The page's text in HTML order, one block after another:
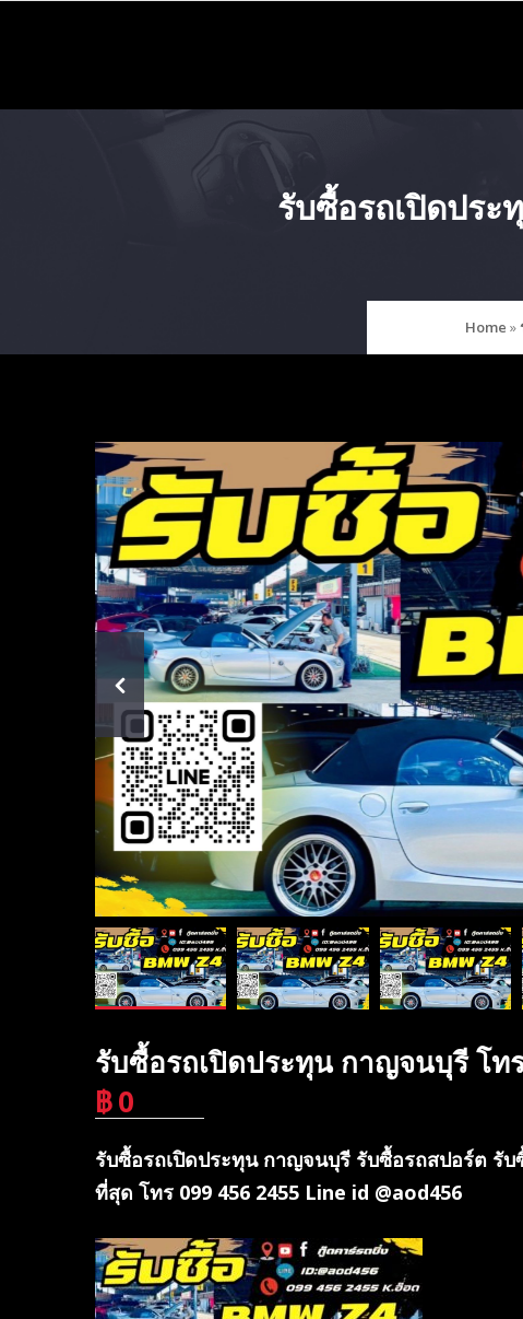
รับซื้อรถเปิดปร
Home »
รับซื้อรถเปิดประทุน กาญจนบุรี โท
฿0
รับซื้อรถเปิดประทุน กาญจนบุรี รับซื้อรถสปอร์ต รั
ที่สุด โทร 099 456 2455 Line id @aod456